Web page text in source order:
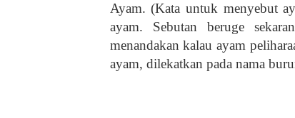
Ayam. (Kata untuk menyebut
ayam. Sebutan beruge
menandakan kalau ayam
ayam, dilekatkan pada nama